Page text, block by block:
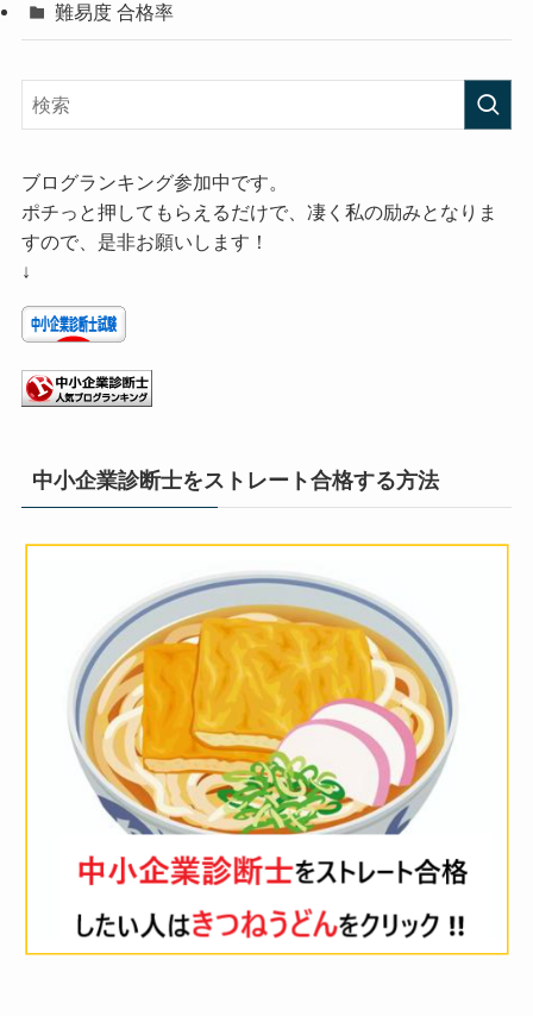
難易度 合格率
ブログランキング参加中です。
ポチっと押してもらえるだけで、凄く私の励みとなりま
すので、是非お願いします！
↓
中小企業診断士をストレート合格する方法